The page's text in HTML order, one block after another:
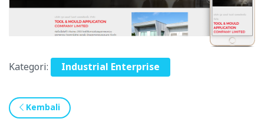
Kategori: Industrial Enterprise
Kembali